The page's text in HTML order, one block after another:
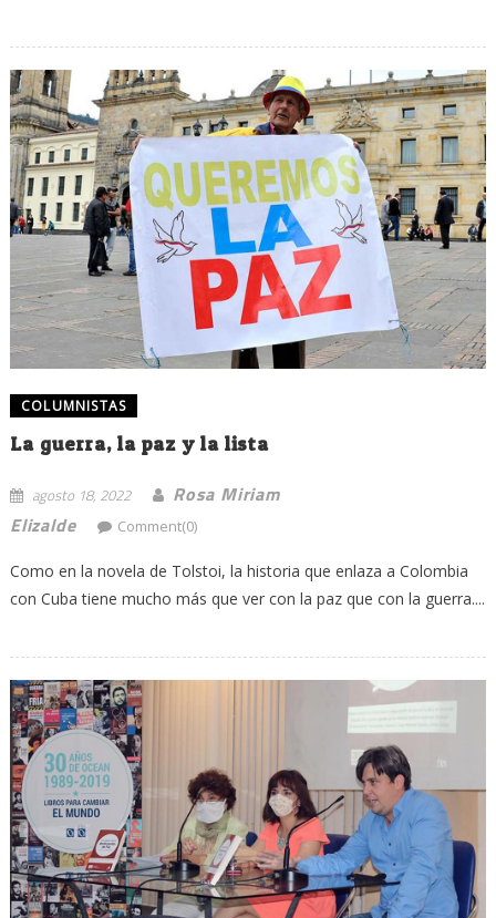
COLUMNISTAS
La guerra, la paz y la lista
agosto 18, 2022
Rosa Miriam
Elizalde
Comment(0)
Como en la novela de Tolstoi, la historia que enlaza a Colombia
con Cuba tiene mucho más que ver con la paz que con la guerra....